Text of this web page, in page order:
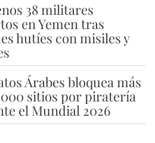
38 militares
en Yemen tras
hutíes con misiles y
Árabes bloquea más
sitios por piratería
el Mundial 2026